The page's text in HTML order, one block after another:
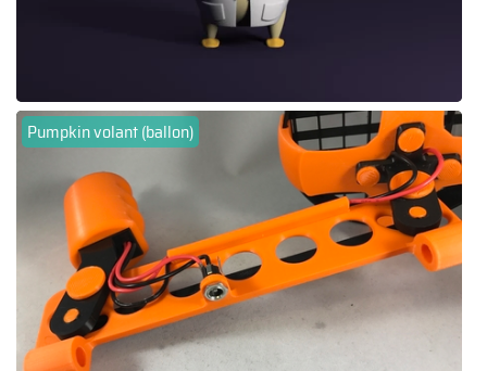
Pumpkin volant (ballon)